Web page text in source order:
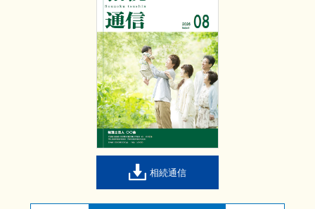
相続通信